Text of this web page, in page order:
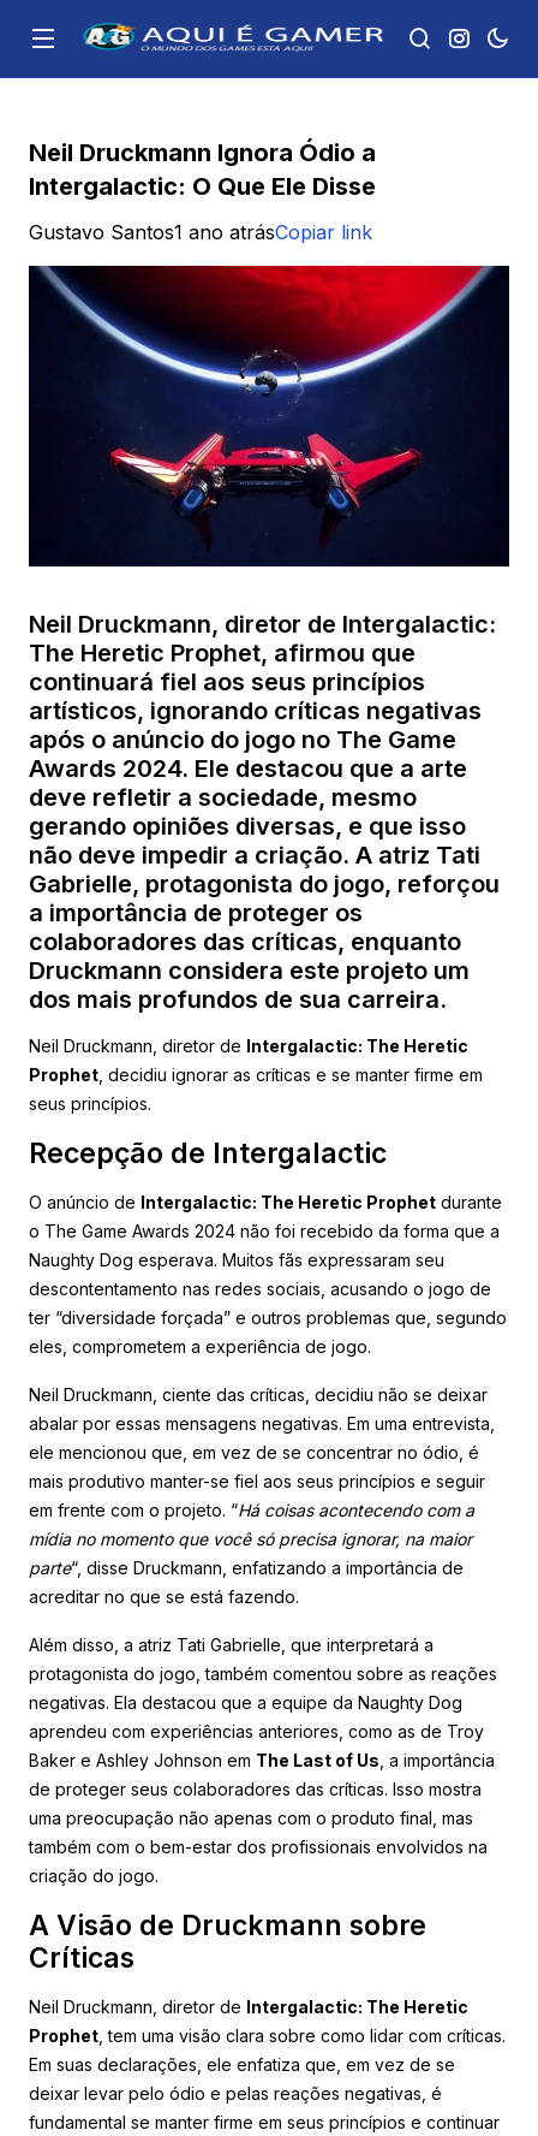
Neil Druckmann Ignora Ódio a
Intergalactic: O Que Ele Disse
Gustavo Santos1 ano atrásCopiar link
Neil Druckmann, diretor de Intergalactic:
The Heretic Prophet, afirmou que
continuará fiel aos seus princípios
artísticos, ignorando críticas negativas
após o anúncio do jogo no The Game
Awards 2024. Ele destacou que a arte
deve refletir a sociedade, mesmo
gerando opiniões diversas, e que isso
não deve impedir a criação. A atriz Tati
Gabrielle, protagonista do jogo, reforçou
a importância de proteger os
colaboradores das críticas, enquanto
Druckmann considera este projeto um
dos mais profundos de sua carreira.
Neil Druckmann, diretor de Intergalactic: The Heretic
Prophet , decidiu ignorar as críticas e se manter firme em
seus princípios.
Recepção de Intergalactic
O anúncio de Intergalactic: The Heretic Prophet durante
o The Game Awards 2024 não foi recebido da forma que a
Naughty Dog esperava. Muitos fãs expressaram seu
descontentamento nas redes sociais, acusando o jogo de
ter “diversidade forçada” e outros problemas que, segundo
eles, comprometem a experiência de jogo.
Neil Druckmann, ciente das críticas, decidiu não se deixar
abalar por essas mensagens negativas. Em uma entrevista,
ele mencionou que, em vez de se concentrar no ódio, é
mais produtivo manter-se fiel aos seus princípios e seguir
em frente com o projeto. “Há coisas acontecendo com a
mídia no momento que você só precisa ignorar, na maior
parte“, disse Druckmann, enfatizando a importância de
acreditar no que se está fazendo.
Além disso, a atriz Tati Gabrielle, que interpretará a
protagonista do jogo, também comentou sobre as reações
negativas. Ela destacou que a equipe da Naughty Dog
aprendeu com experiências anteriores, como as de Troy
Baker e Ashley Johnson em The Last of Us , a importância
de proteger seus colaboradores das críticas. Isso mostra
uma preocupação não apenas com o produto final, mas
também com o bem-estar dos profissionais envolvidos na
criação do jogo.
A Visão de Druckmann sobre
Críticas
Neil Druckmann, diretor de Intergalactic: The Heretic
Prophet , tem uma visão clara sobre como lidar com críticas.
Em suas declarações, ele enfatiza que, em vez de se
deixar levar pelo ódio e pelas reações negativas, é
fundamental se manter firme em seus princípios e continuar